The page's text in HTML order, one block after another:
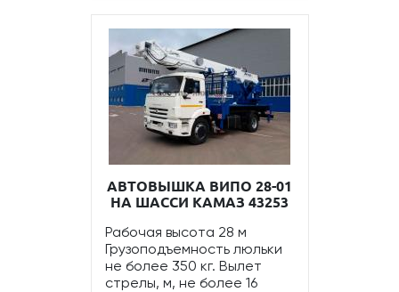
АВТОВЫШКА ВИПО 28-01
НА ШАССИ КАМАЗ 43253
Рабочая высота 28 м
Грузоподъемность люльки
не более 350 кг. Вылет
стрелы, м, не более 16